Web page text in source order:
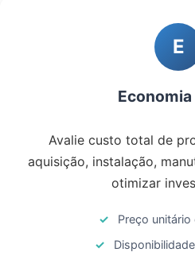
E
Economia
Avalie custo total de
aquisição, instalação,
otimizar
Preço